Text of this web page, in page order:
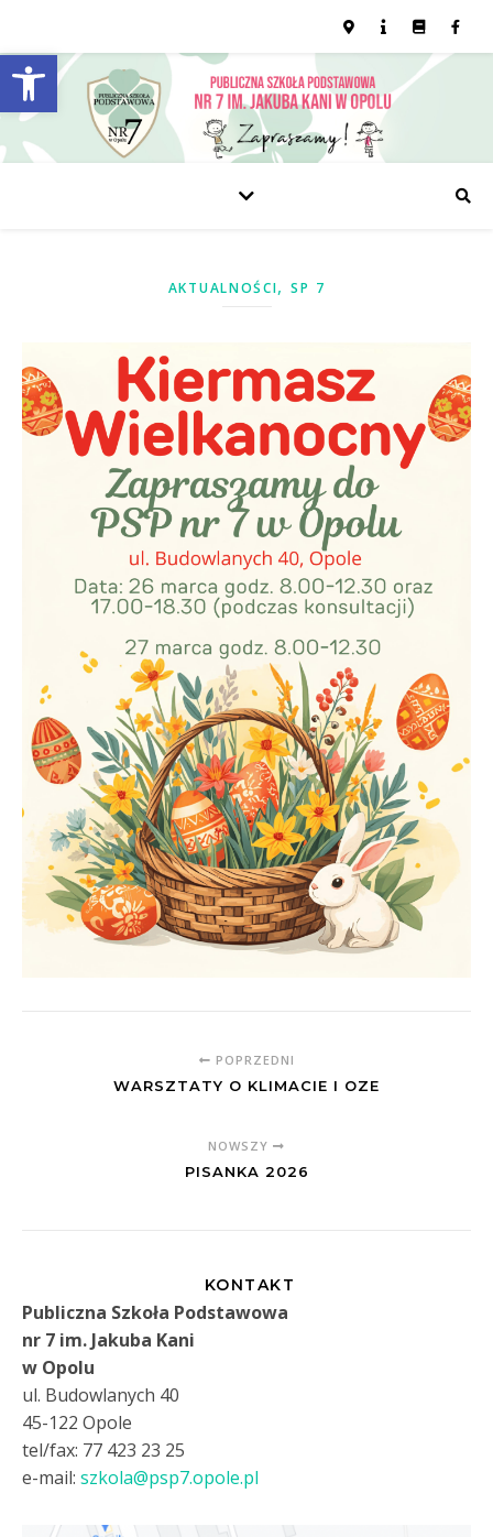
Open toolbar
AKTUALNOŚCI,SP 7
POPRZEDNI
WARSZTATY O KLIMACIE I OZE
NOWSZY
PISANKA 2026
KONTAKT
Publiczna Szkoła Podstawowa
nr 7 im. Jakuba Kani
w Opolu
ul. Budowlanych 40
45-122 Opole
tel/fax: 77 423 23 25
e-mail: szkola@psp7.opole.pl